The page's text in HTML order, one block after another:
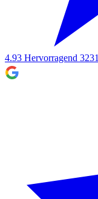
4.93 Hervorragend 3231